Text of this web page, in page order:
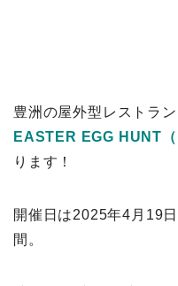
豊洲の屋外型レストラン
EASTER EGG HUNT（
ります！
開催日は2025年4月19
間。